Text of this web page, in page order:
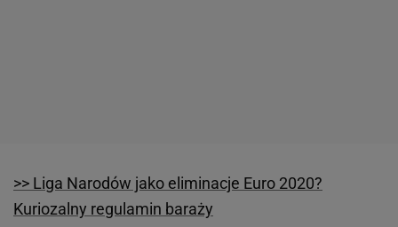
>> Liga Narodów jako eliminacje Euro 2020?
Kuriozalny regulamin baraży